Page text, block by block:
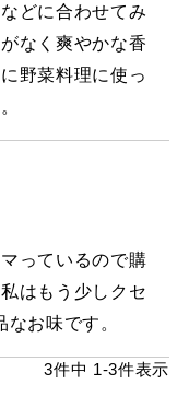
どに合わせてみ
なく爽やかな香
野菜料理に使っ
っているので購
はもう少しクセ
お味です。
3件中 1-3件表示